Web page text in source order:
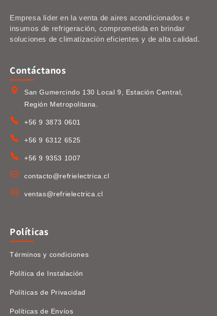
Empresa líder en la venta de aires acondicionados e
insumos de refrigeración, comprometida en brindar
soluciones de climatización eficientes y de alta calidad.
Contáctanos
San Gumercindo 130 Local 9, Estación Central,
Región Metropolitana.
+56 9 3873 0601
+56 9 6312 6525
+56 9 9353 1007
contacto@refrielectrica.cl
ventas@refrielectrica.cl
Políticas
Términos y condiciones
Política de Instalación
Políticas de Privacidad
Políticas de Envíos